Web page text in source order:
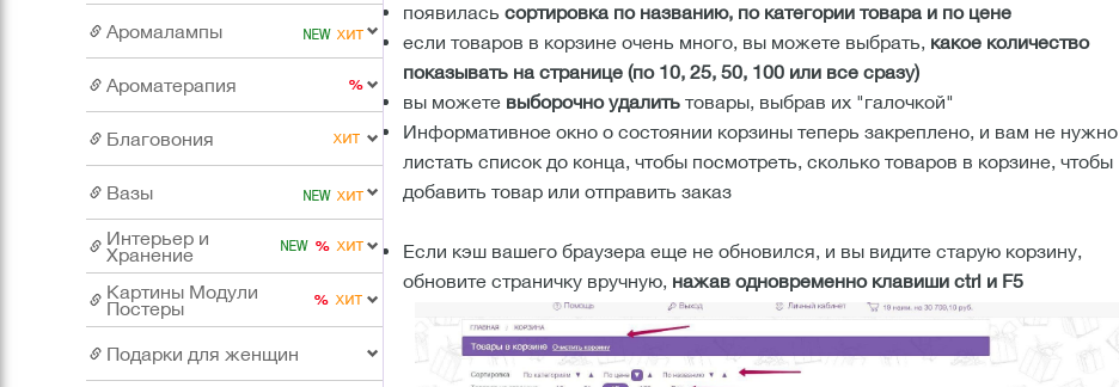
Аромалампы
Ароматерапия
Благовония
Вазы
Интерьер и
Хранение
Картины Модули
Постеры
Подарки для женщин
появилась сортировка по названию, по категории товара и по цене
если товаров в корзине очень много, вы можете выбрать, какое количество
показывать на странице (по 10, 25, 50, 100 или все сразу)
вы можете выборочно удалить товары, выбрав их "галочкой"
Информативное окно о состоянии корзины теперь закреплено, и вам не нужно
листать список до конца, чтобы посмотреть, сколько товаров в корзине, чтобы
добавить товар или отправить заказ
Если кэш вашего браузера еще не обновился, и вы видите старую корзину,
обновите страничку вручную, нажав одновременно клавиши ctrl и F5